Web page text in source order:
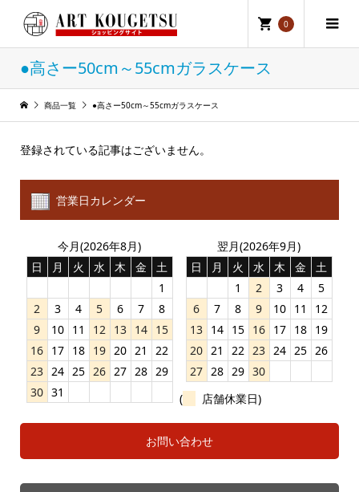
0
●高さー50cm～55cmガラスケース
商品一覧 ●高さー50cm～55cmガラスケース
登録されている記事はございません。
営業日カレンダー
今月(2026年8月)
日
月 火 水 木 金
土
1
2
3 4 5 6 7
8
9
10 11 12 13 14 15
16 17 18 19 20 21
22
23 24 25 26 27 28 29
30 31
翌月(2026年9月)
日
月 火 水 木 金
土
1
2 3 4
5
6
7 8 9 10 11
12
13 14 15 16 17 18 19
20 21 22 23 24 25 26
27 28 29 30
(
店舗休業日)
お問い合わせ